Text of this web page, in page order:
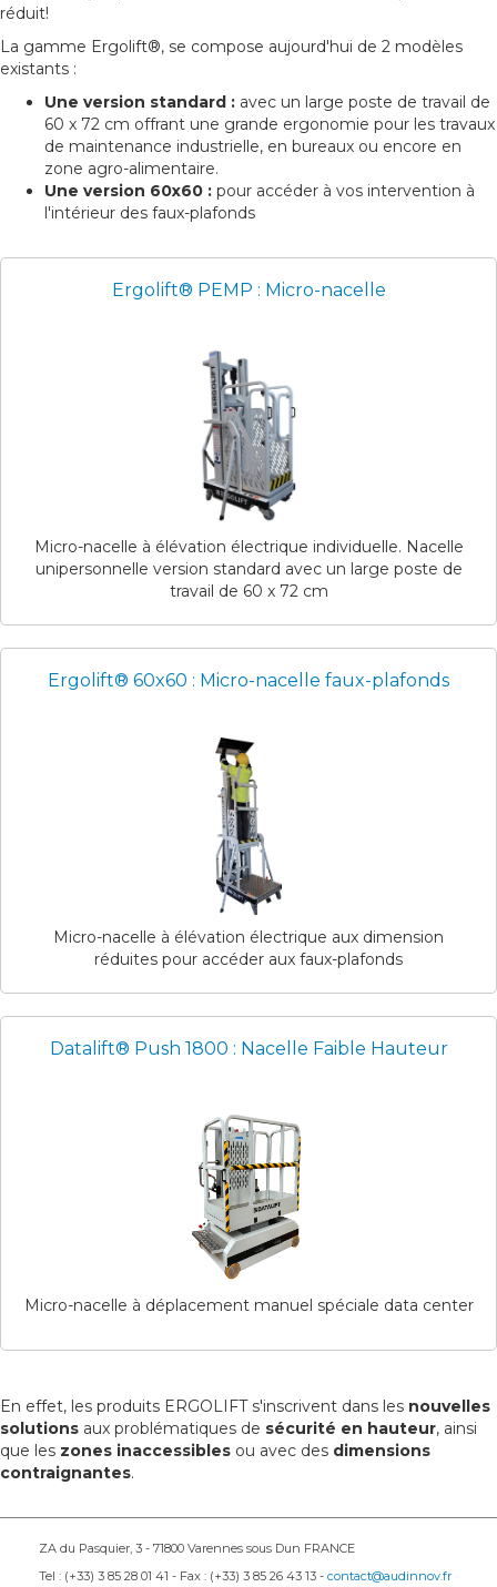
réduit!
La gamme Ergolift®, se compose aujourd'hui de 2 modèles
existants :
Une version standard : avec un large poste de travail de
60 x 72 cm offrant une grande ergonomie pour les travaux
de maintenance industrielle, en bureaux ou encore en
zone agro-alimentaire.
Une version 60x60 : pour accéder à vos intervention à
l'intérieur des faux-plafonds
Ergolift® PEMP : Micro-nacelle
Micro-nacelle à élévation électrique individuelle. Nacelle
unipersonnelle version standard avec un large poste de
travail de 60 x 72 cm
Ergolift® 60x60 : Micro-nacelle faux-plafonds
Micro-nacelle à élévation électrique aux dimension
réduites pour accéder aux faux-plafonds
Datalift® Push 1800 : Nacelle Faible Hauteur
Micro-nacelle à déplacement manuel spéciale data center
En effet, les produits ERGOLIFT s'inscrivent dans les nouvelles
solutions aux problématiques de sécurité en hauteur, ainsi
que les zones inaccessibles ou avec des dimensions
contraignantes.
ZA du Pasquier, 3 - 71800 Varennes sous Dun FRANCE
Tel : (+33) 3 85 28 01 41 - Fax : (+33) 3 85 26 43 13 - contact@audinnov.fr